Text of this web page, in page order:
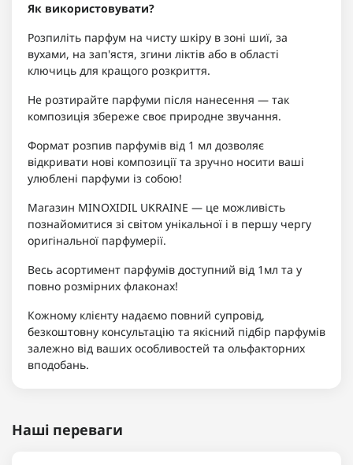
Як використовувати?
Розпиліть парфум на чисту шкіру в зоні шиї, за
вухами, на зап'ястя, згини ліктів або в області
ключиць для кращого розкриття.
Не розтирайте парфуми після нанесення — так
композиція збереже своє природне звучання.
Формат розпив парфумів від 1 мл дозволяє
відкривати нові композиції та зручно носити ваші
улюблені парфуми із собою!
Магазин MINOXIDIL UKRAINE — це можливість
познайомитися зі світом унікальної і в першу чергу
оригінальної парфумерії.
Весь асортимент парфумів доступний від 1мл та у
повно розмірних флаконах!
Кожному клієнту надаємо повний супровід,
безкоштовну консультацію та якісний підбір парфумів
залежно від ваших особливостей та ольфакторних
вподобань.
Наші переваги